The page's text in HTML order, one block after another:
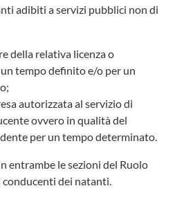
adibiti a servizi pubblici non di
della relativa licenza o
tempo definito e/o per un
autorizzata al servizio di
ovvero in qualità del
per un tempo determinato.
entrambe le sezioni del Ruolo
conducenti dei natanti.